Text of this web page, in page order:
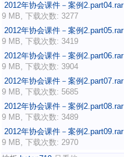
2012年协会课件－案例2.part04.rar
9 MB, 下载次数: 3277
2012年协会课件－案例2.part05.rar
9 MB, 下载次数: 3419
2012年协会课件－案例2.part06.rar
9 MB, 下载次数: 3904
2012年协会课件－案例2.part07.rar
9 MB, 下载次数: 5685
2012年协会课件－案例2.part08.rar
9 MB, 下载次数: 3489
2012年协会课件－案例2.part09.rar
9 MB, 下载次数: 2970